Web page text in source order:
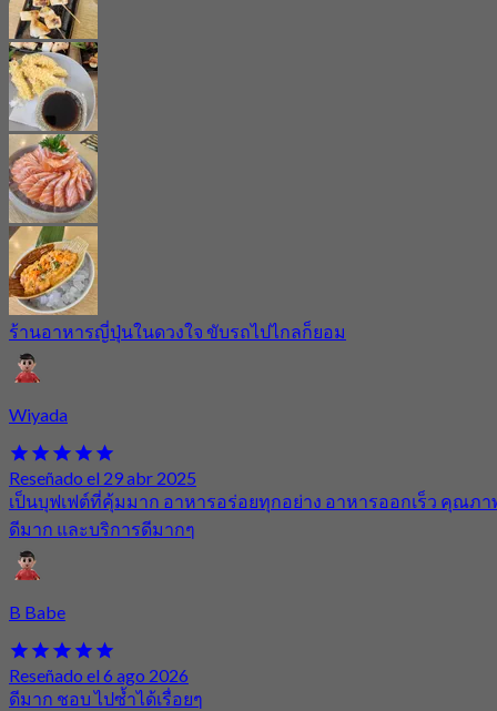
ร้านอาหารญี่ปุ่นในดวงใจ ขับรถไปไกลก็ยอม
Wiyada
Reseñado el 29 abr 2025
เป็นบุฟเฟต์ที่คุ้มมาก อาหารอร่อยทุกอย่าง อาหารออกเร็ว คุณภา
ดีมาก และบริการดีมากๆ
B Babe
Reseñado el 6 ago 2026
ดีมาก ชอบ ไปซ้ำได้เรื่อยๆ